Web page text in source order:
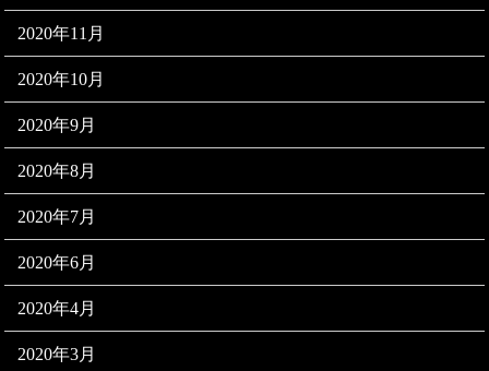
2020年11月
2020年10月
2020年9月
2020年8月
2020年7月
2020年6月
2020年4月
2020年3月